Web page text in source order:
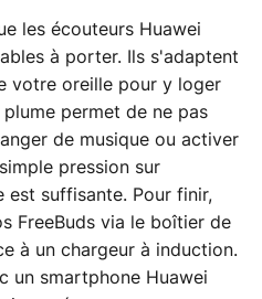
les écouteurs Huawei
à porter. Ils s'adaptent
votre oreille pour y loger
permet de ne pas
de musique ou activer
pression sur
est suffisante. Pour finir,
FreeBuds via le boîtier de
à un chargeur à induction.
un smartphone Huawei